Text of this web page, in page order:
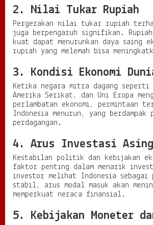
2. Nilai Tukar Rupiah
Pergerakan nilai tukar rupiah
juga berpengaruh signifikan.
kuat dapat menurunkan daya saing
rupiah yang melemah bisa
3. Kondisi Ekonomi
Ketika negara mitra dagang seperti
Amerika Serikat, dan Uni Eropa
perlambatan ekonomi, permintaan
Indonesia menurun, yang berdampak
perdagangan.
4. Arus Investasi Asing
Kestabilan politik dan kebijakan
faktor penting dalam menarik
investor melihat Indonesia sebagai
stabil, arus modal masuk akan
memperkuat neraca finansial.
5. Kebijakan Moneter